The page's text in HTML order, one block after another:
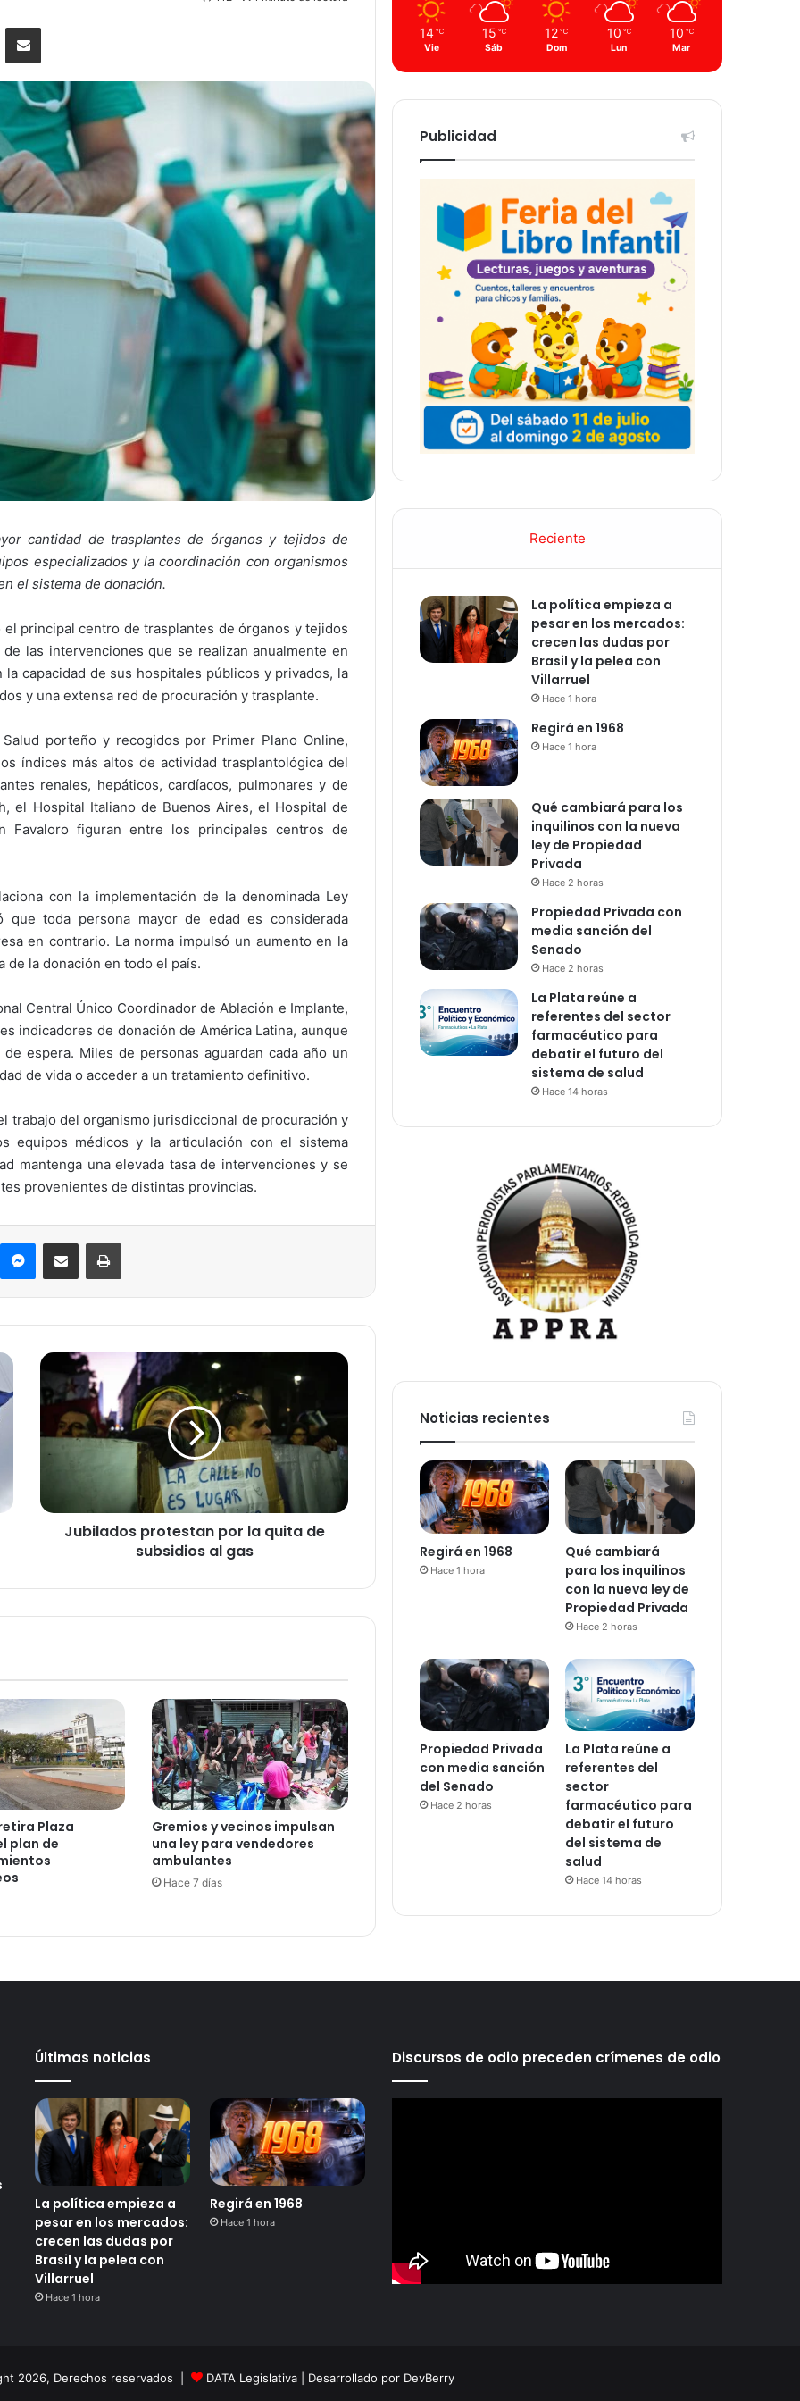
cantidad de trasplantes de órganos y tejidos de
especializados y la coordinación con organismos
el sistema de donación.
principal centro de trasplantes de órganos y tejidos
las intervenciones que se realizan anualmente en
capacidad de sus hospitales públicos y privados, la
y una extensa red de procuración y trasplante.
porteño y recogidos por Primer Plano Online,
índices más altos de actividad trasplantológica del
renales, hepáticos, cardíacos, pulmonares y de
, el Hospital Italiano de Buenos Aires, el Hospital de
Favaloro figuran entre los principales centros de
con la implementación de la denominada Ley
que toda persona mayor de edad es considerada
en contrario. La norma impulsó un aumento en la
la donación en todo el país.
Central Único Coordinador de Ablación e Implante,
indicadores de donación de América Latina, aunque
espera. Miles de personas aguardan cada año un
de vida o acceder a un tratamiento definitivo.
trabajo del organismo jurisdiccional de procuración y
equipos médicos y la articulación con el sistema
mantenga una elevada tasa de intervenciones y se
provenientes de distintas provincias.
J
b
l
s
t
n
p
r
l
a
u
i
t
a
s
o
l
g
a
s
Jubilados protestan por la quita de
subsidios al gas
Plaza
plan de
Gremios y vecinos impulsan
una ley para vendedores
ambulantes
Hace 7 días
14 ℃
Vie
15 ℃
Sáb
12 ℃
Dom
10 ℃
Lun
10 ℃
Mar
Publicidad
Reciente
La política empieza a
pesar en los mercados:
crecen las dudas por
Brasil y la pelea con
Villarruel
Hace 1 hora
Regirá en 1968
Hace 1 hora
Qué cambiará para los
inquilinos con la nueva
ley de Propiedad
Privada
Hace 2 horas
Propiedad Privada con
media sanción del
Senado
Hace 2 horas
La Plata reúne a
referentes del sector
farmacéutico para
debatir el futuro del
sistema de salud
Hace 14 horas
Noticias recientes
Regirá en 1968
Hace 1 hora
Qué cambiará
para los inquilinos
con la nueva ley de
Propiedad Privada
Hace 2 horas
Propiedad Privada
con media sanción
del Senado
Hace 2 horas
La Plata reúne a
referentes del
sector
farmacéutico para
debatir el futuro
del sistema de
salud
Hace 14 horas
Últimas noticias
La política empieza a
pesar en los mercados:
crecen las dudas por
Brasil y la pelea con
Villarruel
Hace 1 hora
Regirá en 1968
Hace 1 hora
Discursos de odio preceden crímenes de odio
2026, Derechos reservados | DATA Legislativa | Desarrollado por DevBerry